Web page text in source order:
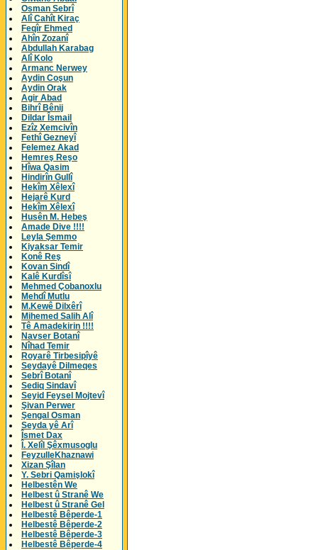
Osman Sebrî
Alî Cahît Kiraç
Feqîr Ehmed
Ahîn Zozanî
Abdullah Karabag
Alî Kolo
Armanc Nerwey
Aydin Coşun
Aydin Orak
Agir Abad
Bihrî Bênij
Dildar Îsmail
Ezîz Xemcivîn
Fethî Gezneyî
Felemez Akad
Hemreş Reşo
Hîwa Qasim
Hindirîn Gullî
Hekîm Xêlexî
Hejarê Kurd
Hekîm Xêlexî
Husên M. Hebeş
Amade Dive !!!!
Leyla Şemmo
Kiyaksar Temir
Konê Reş
Kovan Sindî
Kalê Kurdîsî
Mehmed Çobanoxlu
Mehdî Mutlu
M.Kewê Dilxêrî
Mihemed Salih Alî
Tê Amadekirin !!!!
Navser Botanî
Nîhad Temir
Royarê Tirbesipîyê
Seydayê Dilmeqes
Sebrî Botanî
Sediq Sindavî
Seyid Feysel Mojtevî
Şivan Perwer
Şengal Osman
Seyda yê Arî
Îsmet Dax
Î. Xelîl Şêxmusoglu
FeyzulleKhaznawi
Xizan Şîlan
Y. Sebri Qamişlokî
Helbestên We
Helbest û Stranê We
Helbest û Stranê Gel
Helbestê Bêperde-1
Helbestê Bêperde-2
Helbestê Bêperde-3
Helbestê Bêperde-4